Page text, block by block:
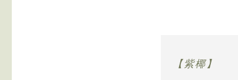
【紫椰】